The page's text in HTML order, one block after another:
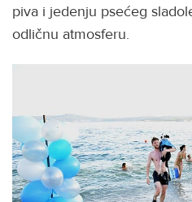
piva i jedenju psećeg
odličnu atmosferu.